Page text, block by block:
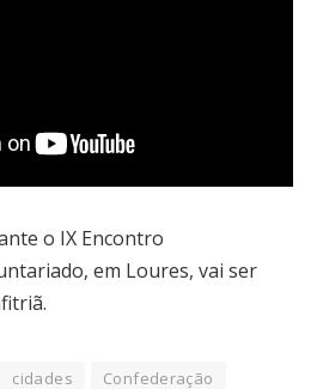
o IX Encontro
em Loures, vai ser
cidades
Confederação